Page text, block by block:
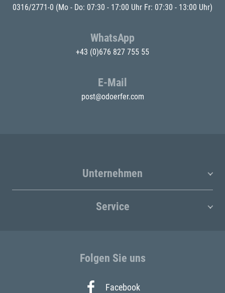
0316/2771-0 (Mo - Do: 07:30 - 17:00 Uhr Fr: 07:30 - 13:00 Uhr)
WhatsApp
+43 (0)676 827 755 55
E-Mail
post@odoerfer.com
Unternehmen
Service
Folgen Sie uns
Facebook